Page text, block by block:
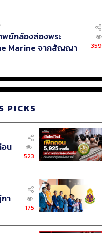
พย์กล้องส่องพระ
Marine จากสัญญา
ระบุแบรนด์
359
PICKS
อน
523
า
175